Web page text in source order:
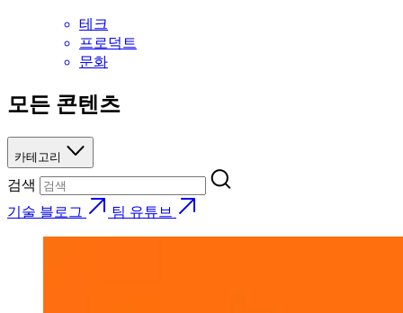
테크
프로덕트
문화
모든 콘텐츠
카테고리
검색
기술 블로그
팀 유튜브